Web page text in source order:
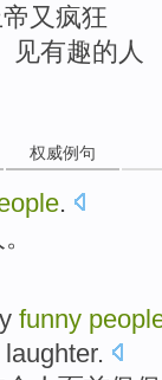
帝又疯狂
见有趣的人
权威例句
.
。
funny
laughter.